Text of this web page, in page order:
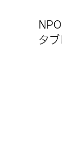
NPO
タ